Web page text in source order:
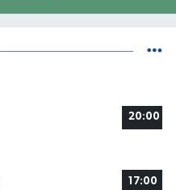
20:00
17:00